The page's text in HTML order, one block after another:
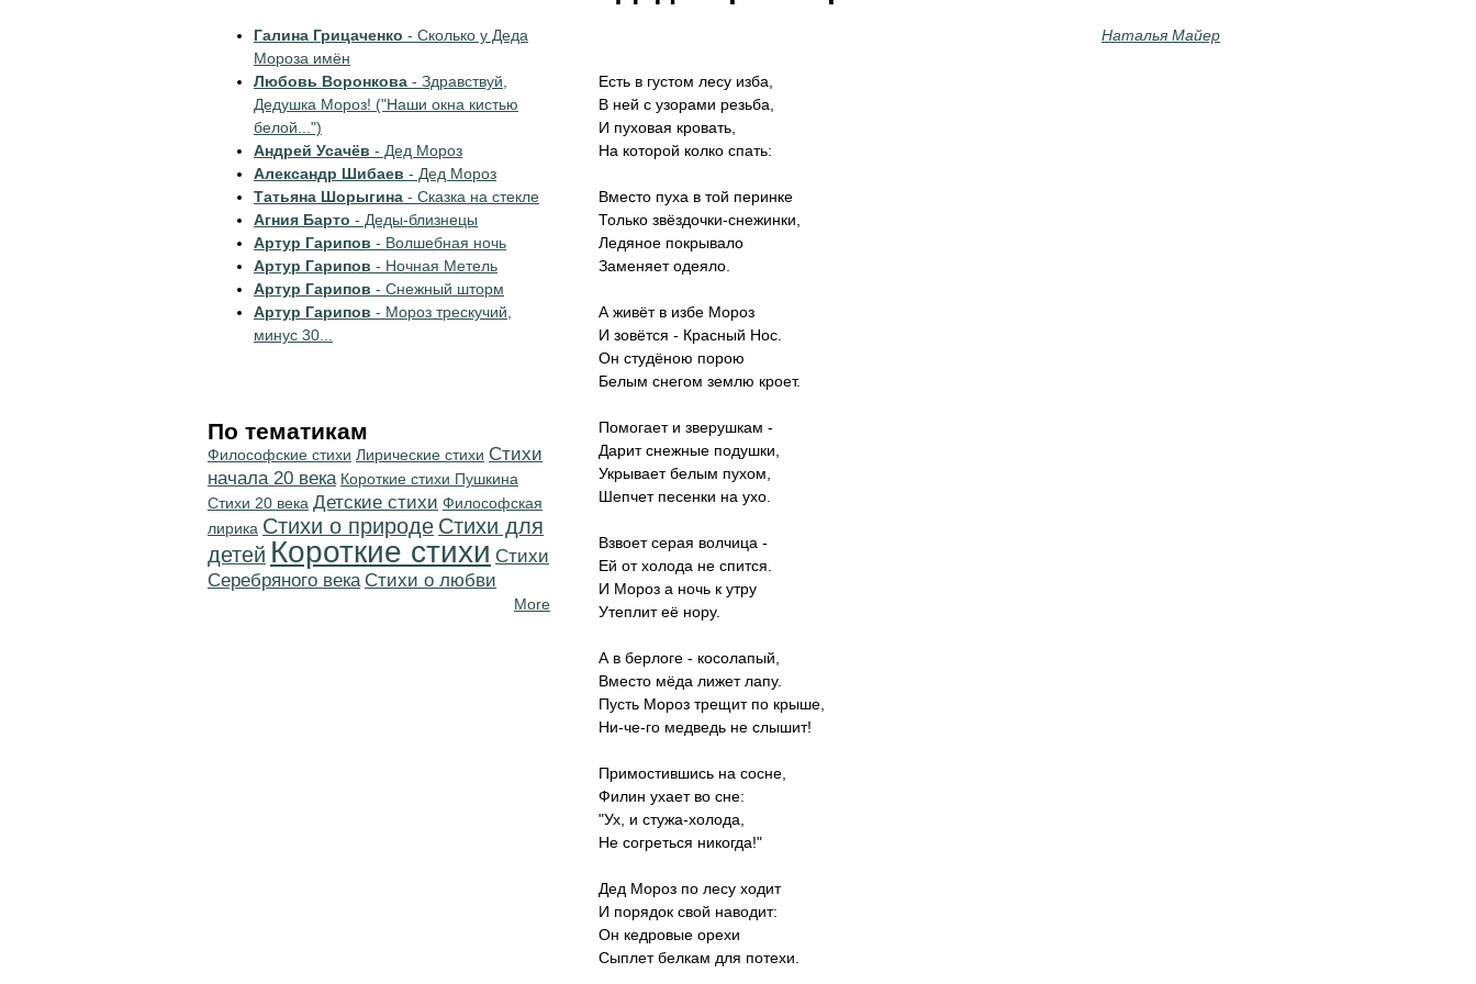
Наталья Майер
Есть в густом лесу изба,
В ней с узорами резьба,
И пуховая кровать,
На которой колко спать:
Вместо пуха в той перинке
Только звёздочки-снежинки,
Ледяное покрывало
Заменяет одеяло.
А живёт в избе Мороз
И зовётся - Красный Нос.
Он студёною порою
Белым снегом землю кроет.
Помогает и зверушкам -
Дарит снежные подушки,
Укрывает белым пухом,
Шепчет песенки на ухо.
Взвоет серая волчица -
Ей от холода не спится.
И Мороз а ночь к утру
Утеплит её нору.
А в берлоге - косолапый,
Вместо мёда лижет лапу.
Пусть Мороз трещит по крыше,
Ни-че-го медведь не слышит!
Примостившись на сосне,
Филин ухает во сне:
"Ух, и стужа-холода,
Не согреться никогда!"
Дед Мороз по лесу ходит
И порядок свой наводит:
Он кедровые орехи
Сыплет белкам для потехи.
Галина Грицаченко - Сколько у Деда
Мороза имён
Любовь Воронкова - Здравствуй,
Дедушка Мороз! ("Наши окна кистью
белой...")
Андрей Усачёв - Дед Мороз
Александр Шибаев - Дед Мороз
Татьяна Шорыгина - Сказка на стекле
Агния Барто - Деды-близнецы
Артур Гарипов - Волшебная ночь
Артур Гарипов - Ночная Метель
Артур Гарипов - Снежный шторм
Артур Гарипов - Мороз трескучий,
минус 30...
По тематикам
Философские стихи Лирические стихи Cтихи
начала 20 века Короткие стихи Пушкина
Стихи 20 века Детские стихи Философская
лирика Стихи о природе Стихи для
детей Короткие стихи Cтихи
Серебряного века Стихи о любви
More